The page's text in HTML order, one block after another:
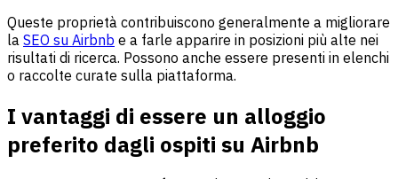
Queste proprietà contribuiscono generalmente a migliorare
la SEO su Airbnb e a farle apparire in posizioni più alte nei
risultati di ricerca. Possono anche essere presenti in elenchi
o raccolte curate sulla piattaforma.
I vantaggi di essere un alloggio
preferito dagli ospiti su Airbnb